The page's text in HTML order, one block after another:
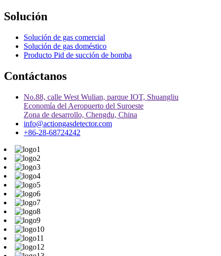
Solución
Solución de gas comercial
Solución de gas doméstico
Producto Pid de succión de bomba
Contáctanos
No.88, calle West Wulian, parque IOT, Shuangliu
Economía del Aeropuerto del Suroeste
Zona de desarrollo, Chengdu, China
info@actiongasdetector.com
+86-28-68724242